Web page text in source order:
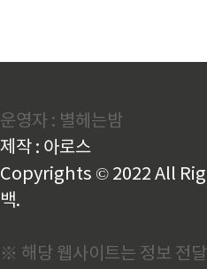
운영자 : 별헤는밤
제작 : 아로스
Copyrights © 2022 All
백.
※ 해당 웹사이트는 정보 전